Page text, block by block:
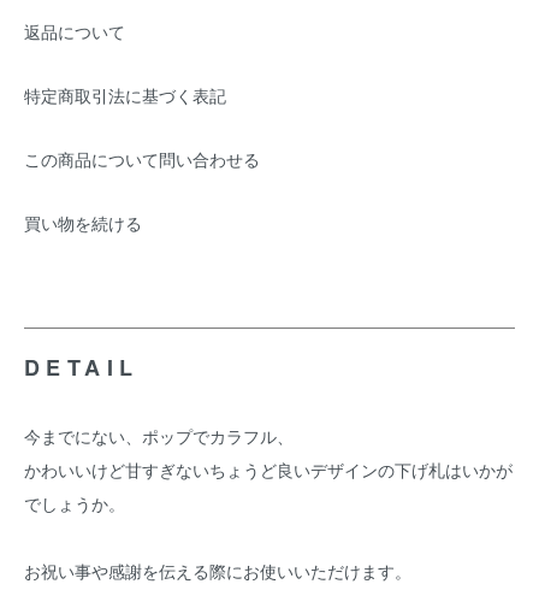
返品について
特定商取引法に基づく表記
この商品について問い合わせる
買い物を続ける
DETAIL
今までにない、ポップでカラフル、
かわいいけど甘すぎないちょうど良いデザインの下げ札はいかが
でしょうか。
お祝い事や感謝を伝える際にお使いいただけます。